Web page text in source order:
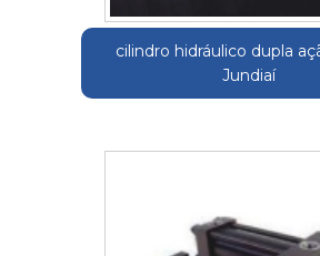
cilindro hidráulico dupla
Jundiaí